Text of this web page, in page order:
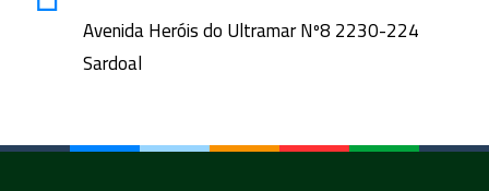
Avenida Heróis do Ultramar Nº8 2230-224
Sardoal